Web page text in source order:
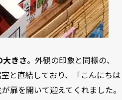
大きさ。外観の印象と同様の、
と直結しており、「こんにちは
扉を開いて迎えてくれました。